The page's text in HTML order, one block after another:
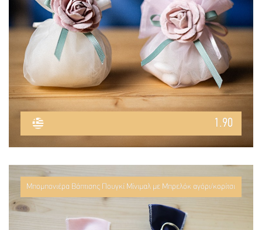
1.90
Μπομπονιέρα Βάπτισης Πουγκί Μίνιμαλ με Μπρελόκ αγόρι/κορίτσι